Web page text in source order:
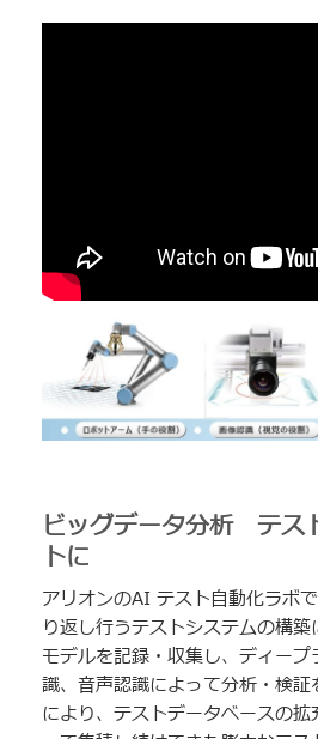
ビッグデータ分析 テス
トに
アリオンのAI テスト自動化ラボ
り返し行うテストシステムの構
モデルを記録・収集し、ディー
識、音声認識によって分析・検
により、テストデータベースの